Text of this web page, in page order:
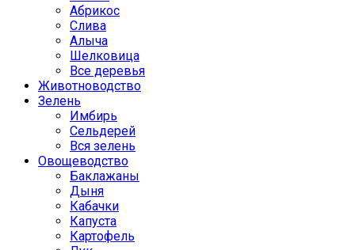
Абрикос
Слива
Алыча
Шелковица
Все деревья
Животноводство
Зелень
Имбирь
Сельдерей
Вся зелень
Овощеводство
Баклажаны
Дыня
Кабачки
Капуста
Картофель